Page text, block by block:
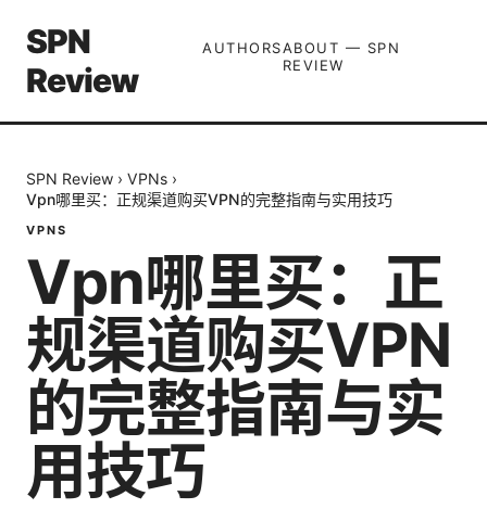
SPN
Review
AUTHORSABOUT — SPN
REVIEW
SPN Review › VPNs ›
Vpn哪里买：正规渠道购买VPN的完整指南与实用技巧
VPNS
Vpn哪里买：正
规渠道购买VPN
的完整指南与实
用技巧